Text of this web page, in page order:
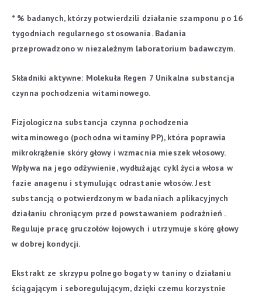
* % badanych, którzy potwierdzili działanie szamponu po 16
tygodniach regularnego stosowania. Badania
przeprowadzono w niezależnym laboratorium badawczym.
Składniki aktywne: Molekuła Regen 7Unikalna substancja
czynna pochodzenia witaminowego.
Fizjologiczna substancja czynna pochodzenia
witaminowego (pochodna witaminy PP), która poprawia
mikrokrążenie skóry głowy i wzmacnia mieszek włosowy.
Wpływa na jego odżywienie, wydłużając cykl życia włosa w
fazie anagenu i stymulując odrastanie włosów. Jest
substancją o potwierdzonym w badaniach aplikacyjnych
działaniu chroniącym przed powstawaniem podrażnień .
Reguluje pracę gruczołów łojowych i utrzymuje skórę głowy
w dobrej kondycji.
Ekstrakt ze skrzypu polnego bogaty w taniny o działaniu
ściągającym i seboregulującym, dzięki czemu korzystnie